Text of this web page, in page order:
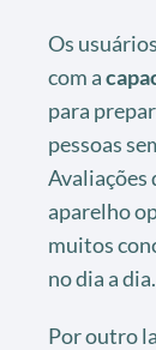
Os
com a
para
pessoas
Avaliações
aparelho
muitos
no dia a dia.
Por outro